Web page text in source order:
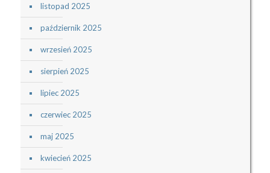
listopad 2025
październik 2025
wrzesień 2025
sierpień 2025
lipiec 2025
czerwiec 2025
maj 2025
kwiecień 2025